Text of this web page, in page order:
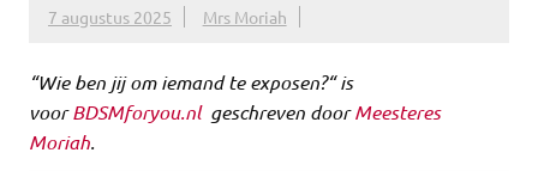
7 augustus 2025 Mrs Moriah
“Wie ben jij om iemand te exposen?“ is
voorBDSMforyou.nlgeschreven doorMeesteres
Moriah.